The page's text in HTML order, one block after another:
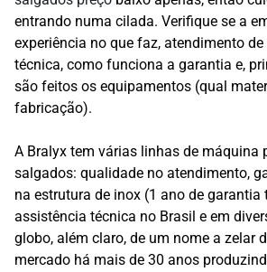
entrando numa cilada. Verifique se a
experiência no que faz, atendimento
técnica, como funciona a garantia e,
são feitos os equipamentos (qual
fabricação).
A Bralyx tem várias linhas de máquina
salgados: qualidade no atendimento,
na estrutura de inox (1 ano de
assistência técnica no Brasil e em
globo, além claro, de um nome a zelar
mercado há mais de 30 anos